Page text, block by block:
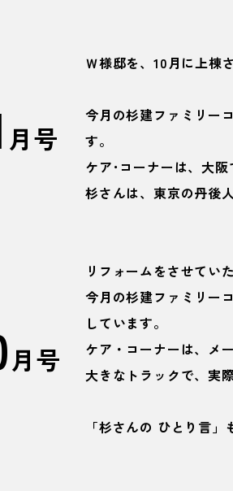
月号
Ｗ様邸を、10月に上棟
今月の杉建ファミリー
す。
ケア･コーナーは、大
杉さんは、東京の丹後
月号
リフォームをさせてい
今月の杉建ファミリー
しています。
ケア・コーナーは、メ
大きなトラックで、実
「杉さんの ひとり言」